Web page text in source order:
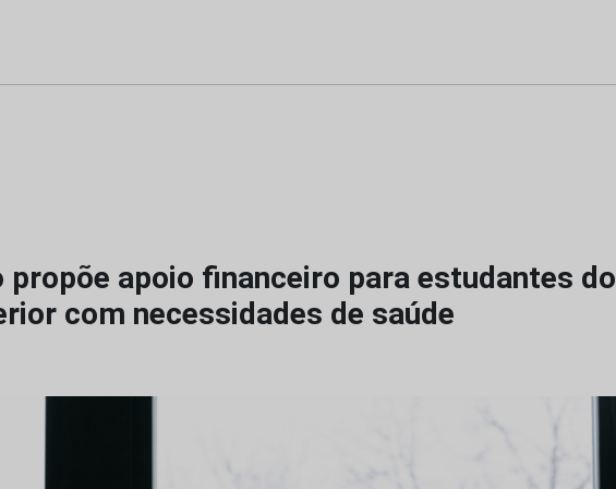
propõe apoio financeiro para estudantes do
com necessidades de saúde